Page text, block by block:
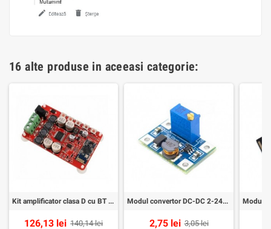
16 alte produse in aceeasi categorie:
Kit amplificator clasa D cu BT 2x50W TDA7492P
126,13 lei 140,14 lei
Modul convertor DC-DC 2-24V la 2-28V
2,75 lei 3,05 lei